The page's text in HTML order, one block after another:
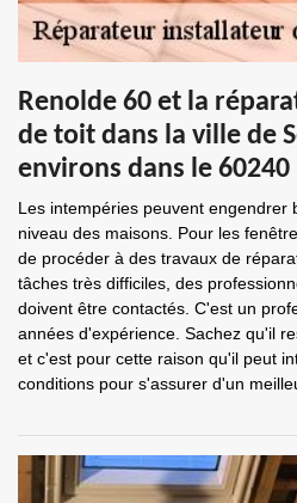
Renolde 60 et la
de toit dans la ville de
environs dans le 60240
Les intempéries peuvent engendrer
niveau des maisons. Pour les
de procéder à des travaux de
tâches très difficiles, des
doivent être contactés. C'est un
années d'expérience. Sachez qu'il
et c'est pour cette raison qu'il peut
conditions pour s'assurer d'un